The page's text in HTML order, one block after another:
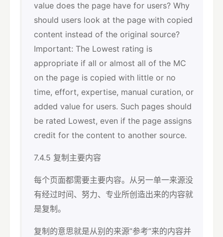
value does the page have for users? Why
should users look at the page with copied
content instead of the original source?
Important: The Lowest rating is
appropriate if all or almost all of the MC
on the page is copied with little or no
time, effort, expertise, manual curation, or
added value for users. Such pages should
be rated Lowest, even if the page assigns
credit for the content to another source.
7.4.5 复制主要内容
每个页面都需要主要内容。从另一单一来源没
有经过时间、努力、专业所创造出来的内容就
是复制。
复制的意思就是从别的来源”参考”来的内容并